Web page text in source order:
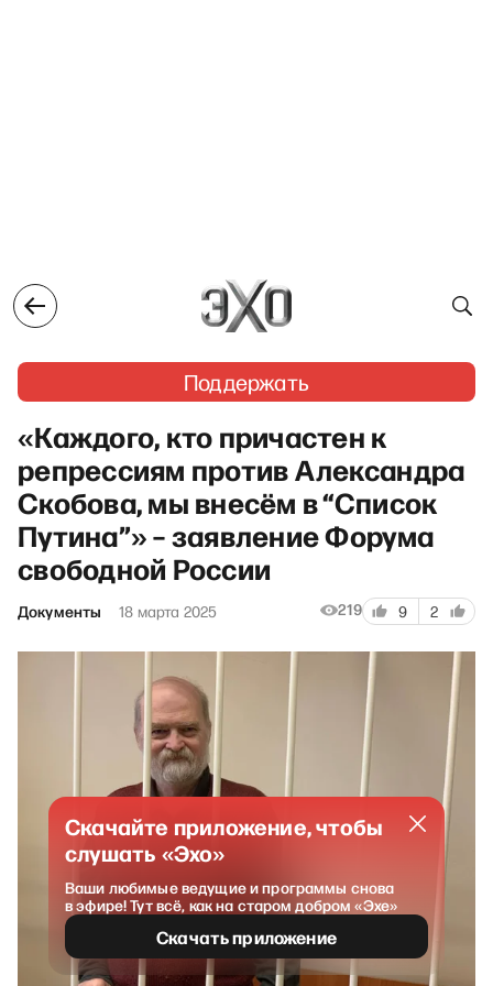
Поддержать
«Каждого, кто причастен к
репрессиям против Александра
Скобова, мы внесём в “Список
Путина”» – заявление Форума
свободной России
Документы 18 марта 2025 219 9 2
Скачайте приложение, чтобы
слушать «Эхо»
Ваши любимые ведущие и программы снова
в эфире! Тут всё, как на старом добром «Эхе»
Скачать приложение